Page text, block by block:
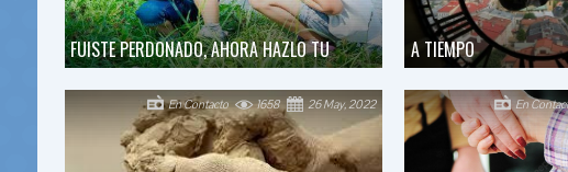
FUISTE PERDONADO, AHORA HAZLO TU A TIEMPO
26 May, 2022
1658
En Contacto En